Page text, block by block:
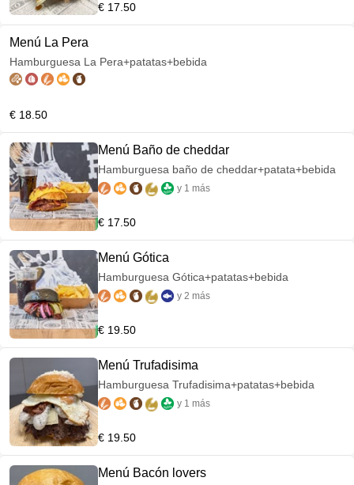
€ 17.50
Menú La Pera
Hamburguesa La Pera+patatas+bebida
€ 18.50
Menú Baño de cheddar
Hamburguesa baño de cheddar+patata+bebida
y 1 más
€ 17.50
Menú Gótica
Hamburguesa Gótica+patatas+bebida
y 2 más
€ 19.50
Menú Trufadisima
Hamburguesa Trufadisima+patatas+bebida
y 1 más
€ 19.50
Menú Bacón lovers